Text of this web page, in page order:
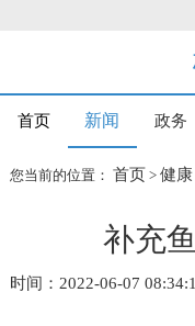
首页 新闻 政务
您当前的位置： 首页 > 健康
补充
时间：2022-06-07